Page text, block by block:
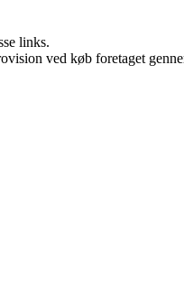
links.
ved køb foretaget